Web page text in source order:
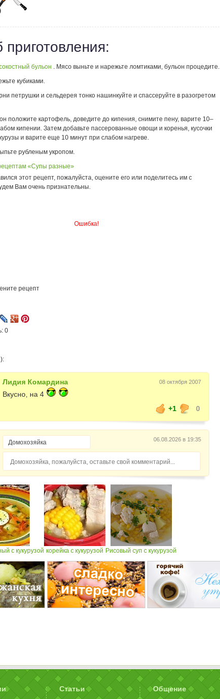
приготовления:
бульон . Мясо выньте и нарежьте ломтиками, бульон процедите.
кубиками.
петрушки и сельдерея тонко нашинкуйте и спассеруйте в разогретом
положите картофель, доведите до кипения, снимите пену, варите 10–
кипении. Затем добавьте пассерованные овощи и коренья, кусочки
и варите еще 10 минут при слабом нагреве.
рубленым укропом.
«Супы разные»
этот рецепт, пожалуйста, оцените его или поделитесь им с
Вам очень признательны.
Ошибка!
рецепт
0
Лидия Комардина 08 октября 2007
Вкусно, на 4
+1
0
06.08.2026 в 19:35
Домохозяйка, пожалуйста, оставьте свой комментарий...
с кукурузой корейка с кукурузой Рисовый суп с кукурузой
Статьи Общение